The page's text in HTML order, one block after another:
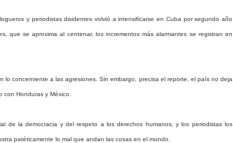
y periodistas disidentes volvió a intensificarse en Cuba por segundo año
que se aproxima al centenar, los incrementos más alarmantes se registran en
concerniente a las agresiones. Sin embargo, precisa el reporte, el país no deja
Honduras y México.
de la democracia y del respeto a los derechos humanos, y los periodistas los
patéticamente lo mal que andan las cosas en el mundo.